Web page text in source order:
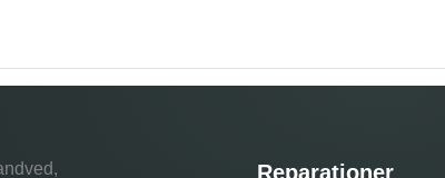
Reparationer